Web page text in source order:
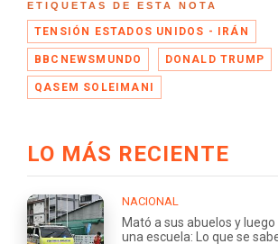
ETIQUETAS DE ESTA NOTA
TENSIÓN ESTADOS UNIDOS - IRÁN
BBCNEWSMUNDO DONALD TRUMP
QASEM SOLEIMANI
LO MÁS RECIENTE
NACIONAL
Mató a sus abuelos y
una escuela: Lo que se